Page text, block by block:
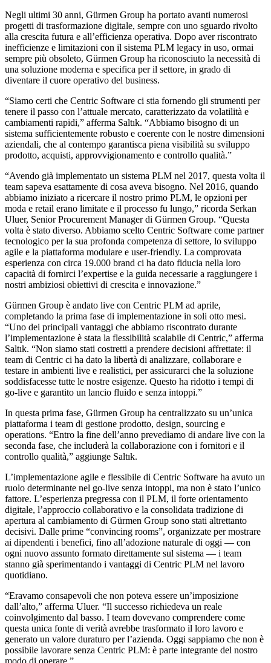
Negli ultimi 30 anni, Gürmen Group ha portato avanti numerosi
progetti di trasformazione digitale, sempre con uno sguardo rivolto
alla crescita futura e all’efficienza operativa. Dopo aver riscontrato
inefficienze e limitazioni con il sistema PLM legacy in uso, ormai
sempre più obsoleto, Gürmen Group ha riconosciuto la necessità di
una soluzione moderna e specifica per il settore, in grado di
diventare il cuore operativo del business.
“Siamo certi che Centric Software ci stia fornendo gli strumenti per
tenere il passo con l’attuale mercato, caratterizzato da volatilità e
cambiamenti rapidi,” afferma Saltık. “Abbiamo bisogno di un
sistema sufficientemente robusto e coerente con le nostre dimensioni
aziendali, che al contempo garantisca piena visibilità su sviluppo
prodotto, acquisti, approvvigionamento e controllo qualità.”
“Avendo già implementato un sistema PLM nel 2017, questa volta il
team sapeva esattamente di cosa aveva bisogno. Nel 2016, quando
abbiamo iniziato a ricercare il nostro primo PLM, le opzioni per
moda e retail erano limitate e il processo fu lungo,” ricorda Serkan
Uluer, Senior Procurement Manager di Gürmen Group. “Questa
volta è stato diverso. Abbiamo scelto Centric Software come partner
tecnologico per la sua profonda competenza di settore, lo sviluppo
agile e la piattaforma modulare e user-friendly. La comprovata
esperienza con circa 19.000 brand ci ha dato fiducia nella loro
capacità di fornirci l’expertise e la guida necessarie a raggiungere i
nostri ambiziosi obiettivi di crescita e innovazione.”
Gürmen Group è andato live con Centric PLM ad aprile,
completando la prima fase di implementazione in soli otto mesi.
“Uno dei principali vantaggi che abbiamo riscontrato durante
l’implementazione è stata la flessibilità scalabile di Centric,” afferma
Saltık. “Non siamo stati costretti a prendere decisioni affrettate: il
team di Centric ci ha dato la libertà di analizzare, collaborare e
testare in ambienti live e realistici, per assicurarci che la soluzione
soddisfacesse tutte le nostre esigenze. Questo ha ridotto i tempi di
go-live e garantito un lancio fluido e senza intoppi.”
In questa prima fase, Gürmen Group ha centralizzato su un’unica
piattaforma i team di gestione prodotto, design, sourcing e
operations. “Entro la fine dell’anno prevediamo di andare live con la
seconda fase, che includerà la collaborazione con i fornitori e il
controllo qualità,” aggiunge Saltık.
L’implementazione agile e flessibile di Centric Software ha avuto un
ruolo determinante nel go-live senza intoppi, ma non è stato l’unico
fattore. L’esperienza pregressa con il PLM, il forte orientamento
digitale, l’approccio collaborativo e la consolidata tradizione di
apertura al cambiamento di Gürmen Group sono stati altrettanto
decisivi. Dalle prime “convincing rooms”, organizzate per mostrare
ai dipendenti i benefici, fino all’adozione naturale di oggi — con
ogni nuovo assunto formato direttamente sul sistema — i team
stanno già sperimentando i vantaggi di Centric PLM nel lavoro
quotidiano.
“Eravamo consapevoli che non poteva essere un’imposizione
dall’alto,” afferma Uluer. “Il successo richiedeva un reale
coinvolgimento dal basso. I team dovevano comprendere come
questa unica fonte di verità avrebbe trasformato il loro lavoro e
generato un valore duraturo per l’azienda. Oggi sappiamo che non è
possibile lavorare senza Centric PLM: è parte integrante del nostro
modo di operare.”